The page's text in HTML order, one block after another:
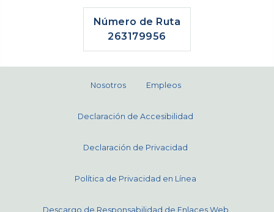
Número de Ruta
263179956
Nosotros Empleos
Declaración de Accesibilidad
Declaración de Privacidad
Política de Privacidad en Línea
Descargo de Responsabilidad de Enlaces Web